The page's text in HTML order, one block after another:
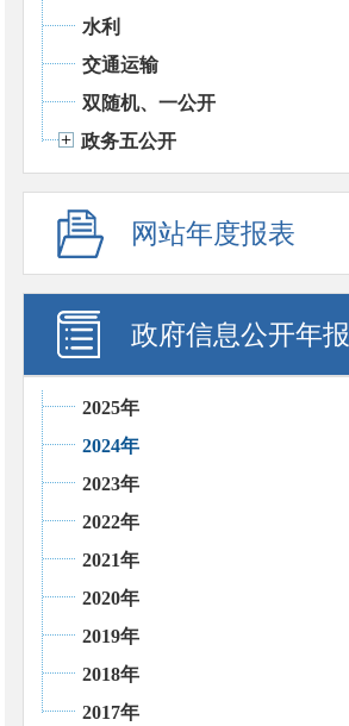
水利
交通运输
双随机、一公开
政务五公开
网站年度报表
政府信息公开年报
2025年
2024年
2023年
2022年
2021年
2020年
2019年
2018年
2017年